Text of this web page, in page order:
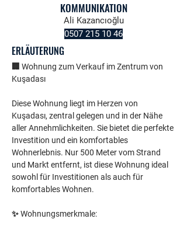
Ali Kazancıoğlu
0507 215 10 46
ERLÄUTERUNG
🏢 Wohnung zum Verkauf im Zentrum von
Kuşadası
Diese Wohnung liegt im Herzen von
Kuşadası, zentral gelegen und in der Nähe
aller Annehmlichkeiten. Sie bietet die perfekte
Investition und ein komfortables
Wohnerlebnis. Nur 500 Meter vom Strand
und Markt entfernt, ist diese Wohnung ideal
sowohl für Investitionen als auch für
komfortables Wohnen.
✨ Wohnungsmerkmale:
KOMMUNIKATION